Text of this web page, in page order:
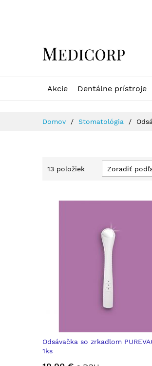
Akcie Dentálne prístroje
Domov Stomatológia
13 položiek Zoradiť
Odsávačka so zrkadlom
1ks